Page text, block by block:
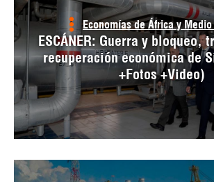
Economías de África y
ESCÁNER: Guerra y bloqueo,
recuperación económica de
+Fotos +Video)